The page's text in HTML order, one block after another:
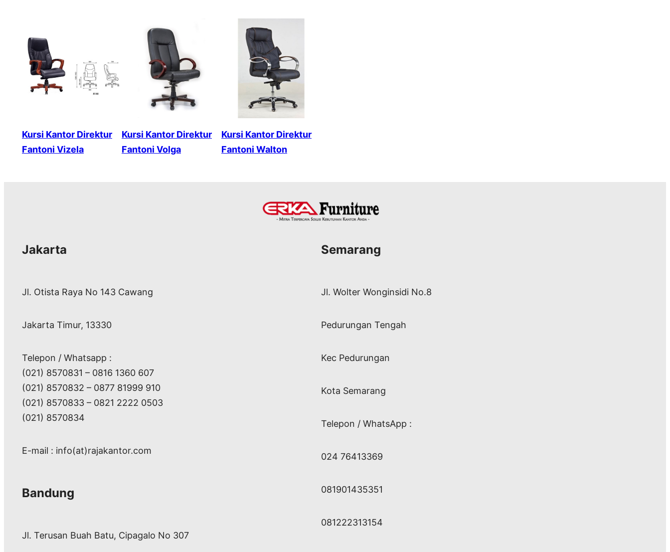
Kursi Kantor Direktur
Fantoni Vizela
Kursi Kantor Direktur
Fantoni Volga
Kursi Kantor Direktur
Fantoni Walton
Jakarta
Jl. Otista Raya No 143 Cawang
Jakarta Timur, 13330
Telepon / Whatsapp :
(021) 8570831 – 0816 1360 607
(021) 8570832 – 0877 81999 910
(021) 8570833 – 0821 2222 0503
(021) 8570834
E-mail : info(at)rajakantor.com
Bandung
Jl. Terusan Buah Batu, Cipagalo No 307
Semarang
Jl. Wolter Wonginsidi No.8
Pedurungan Tengah
Kec Pedurungan
Kota Semarang
Telepon / WhatsApp :
024 76413369
081901435351
081222313154